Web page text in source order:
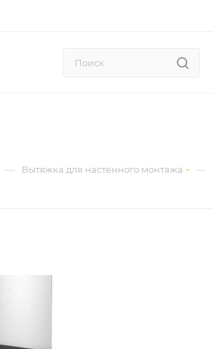
— Вытяжка для настенного монтажа —